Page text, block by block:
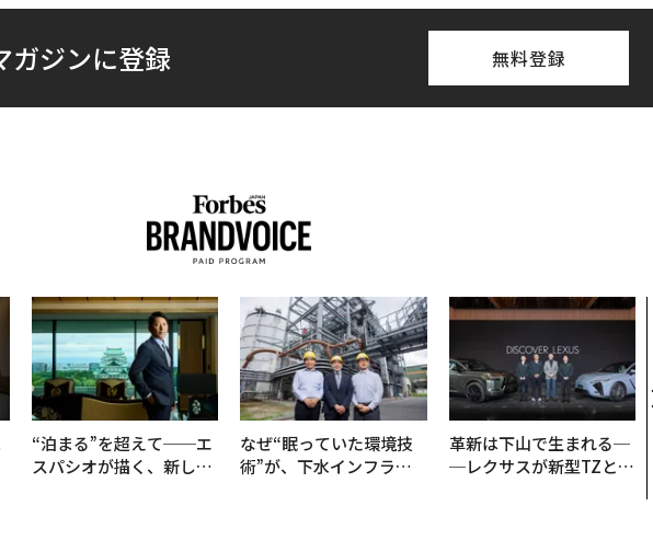
ガジンに登録 無料登録
“泊まる”を超えて──エ
スパシオが描く、新しい
なぜ“眠っていた環境技
術”が、下水インフラを
革新は下山で生まれる─
─レクサスが新型TZとE